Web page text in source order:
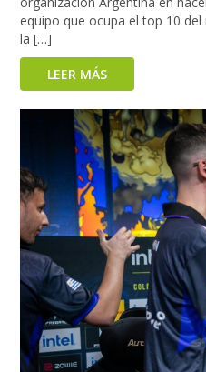
equipo que ocupa el top 10 del
la […]
LEER MÁS